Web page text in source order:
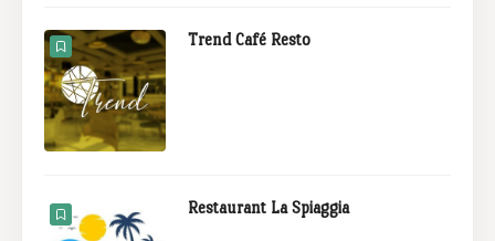
Trend Café Resto
Restaurant La Spiaggia